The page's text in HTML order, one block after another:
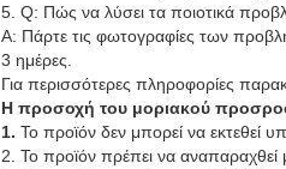
5. Q: Πώς να λύσει τα ποιοτικά
Α: Πάρτε τις φωτογραφίες των
3 ημέρες.
Για περισσότερες πληροφορίες
Η προσοχή του μοριακού
1. Το προϊόν δεν μπορεί να εκτεθεί
2. Το προϊόν πρέπει να